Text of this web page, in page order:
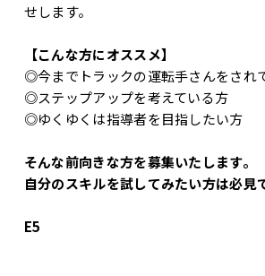
せします。
【こんな方にオススメ】
◎今までトラックの運転手さんをされ
◎ステップアップを考えている方
◎ゆくゆくは指導者を目指したい方
そんな前向きな方を募集いたします。
自分のスキルを試してみたい方は必見
E5